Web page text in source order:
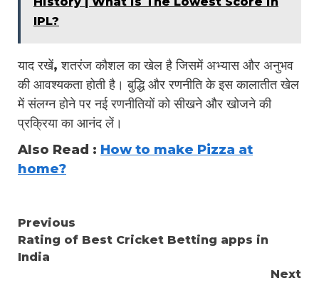
IPL?
याद रखें, शतरंज कौशल का खेल है जिसमें अभ्यास और अनुभव
की आवश्यकता होती है। बुद्धि और रणनीति के इस कालातीत खेल
में संलग्न होने पर नई रणनीतियों को सीखने और खोजने की
प्रक्रिया का आनंद लें।
Also Read : How to make Pizza at
home?
Continue
Reading
Previous
Rating of Best Cricket Betting apps in
India
Next